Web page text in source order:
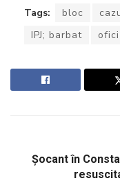
Tags: bloc
IPJ; barbat
Șocant în